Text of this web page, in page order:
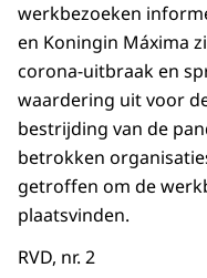
werkbezoeken
en Koningin Máxima
corona-uitbraak en
waardering uit voor
bestrijding van de
betrokken
getroffen om de
plaatsvinden.
RVD, nr. 2